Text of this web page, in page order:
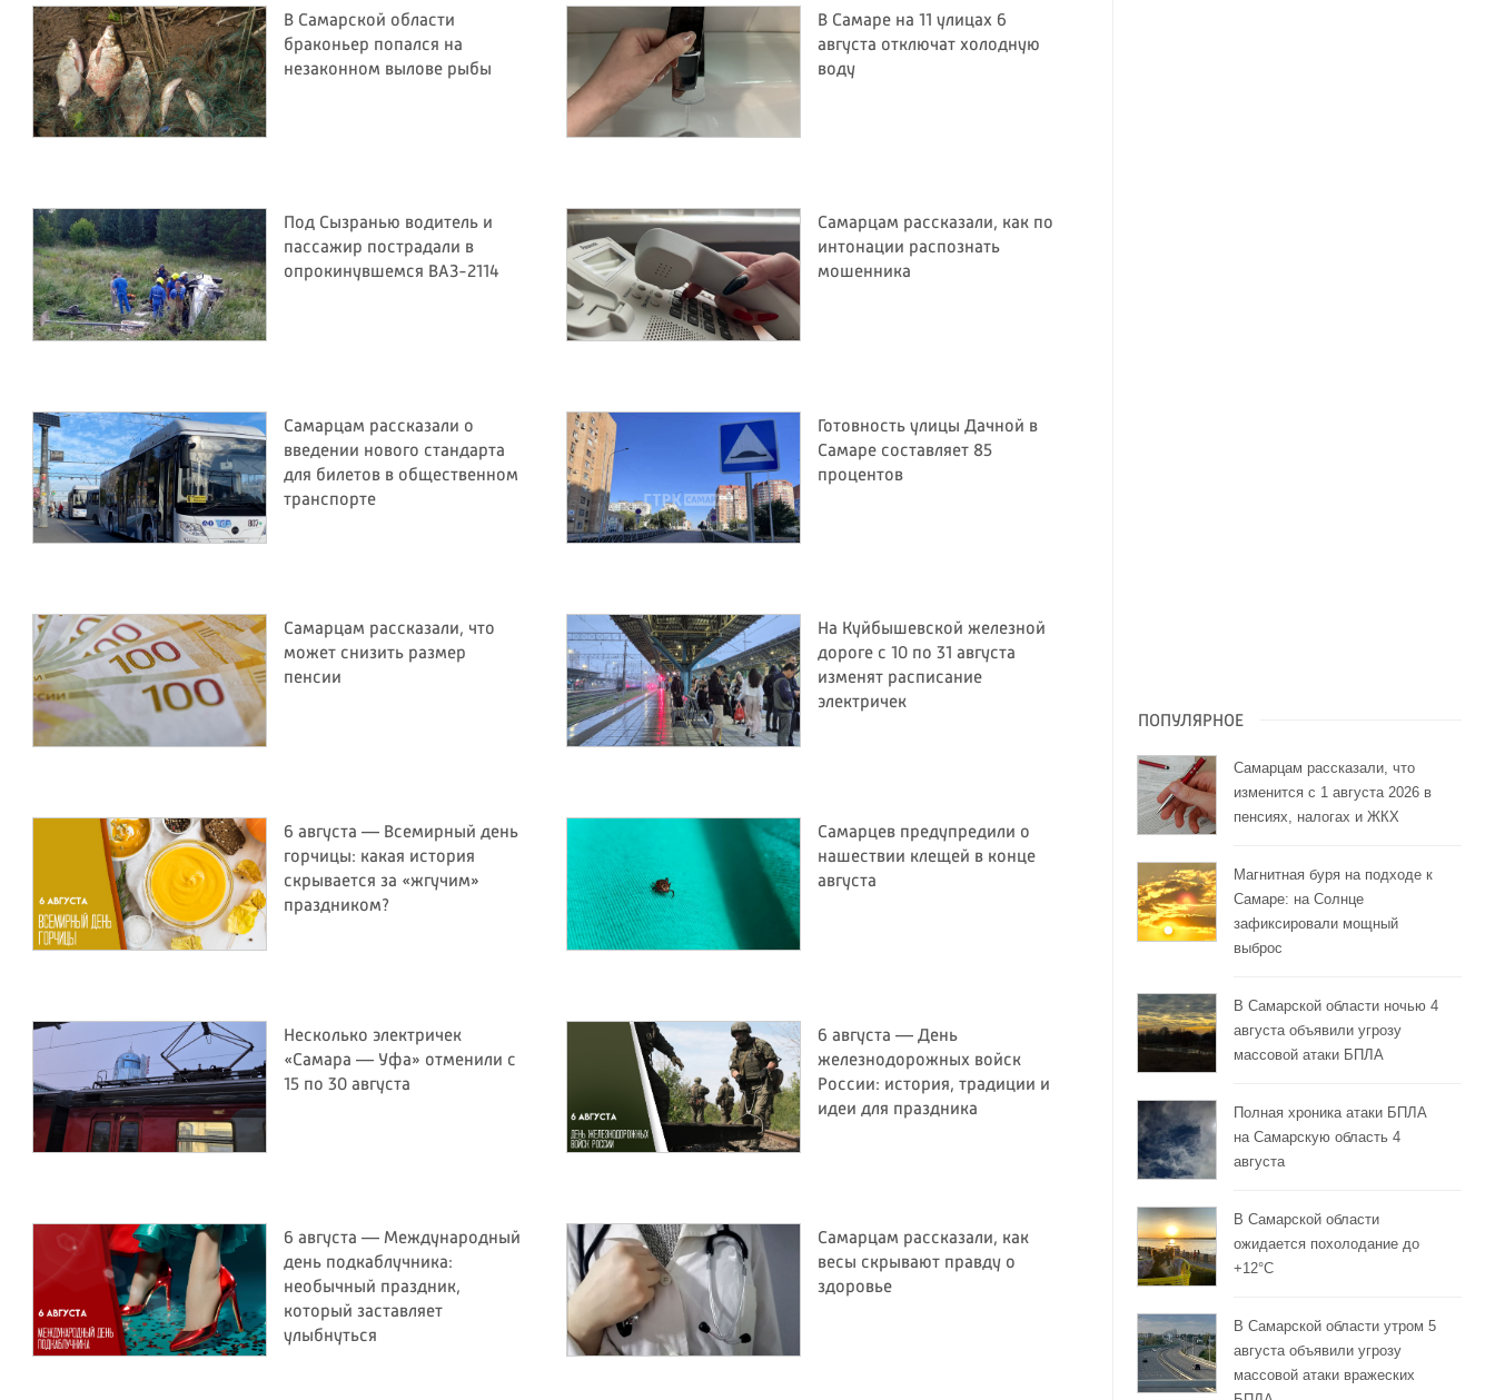
В Самарской области
браконьер попался на
незаконном вылове рыбы
В Самаре на 11 улицах 6
августа отключат холодную
воду
Под Сызранью водитель и
пассажир пострадали в
опрокинувшемся ВАЗ-2114
Самарцам рассказали, как по
интонации распознать
мошенника
Самарцам рассказали о
введении нового стандарта
для билетов в общественном
транспорте
Готовность улицы Дачной в
Самаре составляет 85
процентов
Самарцам рассказали, что
может снизить размер
пенсии
На Куйбышевской железной
дороге с 10 по 31 августа
изменят расписание
электричек
6 августа — Всемирный день
горчицы: какая история
скрывается за «жгучим»
праздником?
Самарцев предупредили о
нашествии клещей в конце
августа
Несколько электричек
«Самара — Уфа» отменили с
15 по 30 августа
6 августа — День
железнодорожных войск
России: история, традиции и
идеи для праздника
6 августа — Международный
день подкаблучника:
необычный праздник,
который заставляет
улыбнуться
Самарцам рассказали, как
весы скрывают правду о
здоровье
ПОПУЛЯРНОЕ
Самарцам рассказали, что
изменится с 1 августа 2026 в
пенсиях, налогах и ЖКХ
Магнитная буря на подходе к
Самаре: на Солнце
зафиксировали мощный
выброс
В Самарской области ночью 4
августа объявили угрозу
массовой атаки БПЛА
Полная хроника атаки БПЛА
на Самарскую область 4
августа
В Самарской области
ожидается похолодание до
+12°C
В Самарской области утром 5
августа объявили угрозу
массовой атаки вражеских